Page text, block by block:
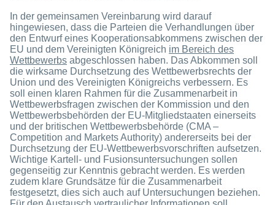
In der gemeinsamen Vereinbarung wird darauf
hingewiesen, dass die Parteien die Verhandlungen über
den Entwurf eines Kooperationsabkommens zwischen der
EU und dem Vereinigten Königreich im Bereich des
Wettbewerbs abgeschlossen haben. Das Abkommen soll
die wirksame Durchsetzung des Wettbewerbsrechts der
Union und des Vereinigten Königreichs verbessern. Es
soll einen klaren Rahmen für die Zusammenarbeit in
Wettbewerbsfragen zwischen der Kommission und den
Wettbewerbsbehörden der EU-Mitgliedstaaten einerseits
und der britischen Wettbewerbsbehörde (CMA –
Competition and Markets Authority) andererseits bei der
Durchsetzung der EU-Wettbewerbsvorschriften aufsetzen.
Wichtige Kartell- und Fusionsuntersuchungen sollen
gegenseitig zur Kenntnis gebracht werden. Es werden
zudem klare Grundsätze für die Zusammenarbeit
festgesetzt, dies sich auch auf Untersuchungen beziehen.